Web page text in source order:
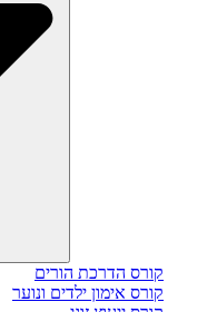
קורס הדרכת הורים
קורס אימון ילדים ונוער